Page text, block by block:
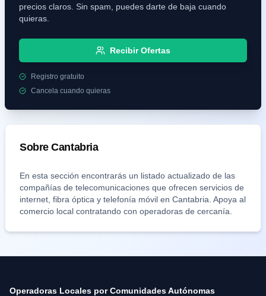
precios claros. Sin spam, puedes darte de baja cuando
quieras.
Recibir Ofertas
Registro gratuito
Cancela cuando quieras
SobreCantabria
En esta sección encontrarás un listado actualizado de las
compañías de telecomunicaciones que ofrecen servicios de
internet, fibra óptica y telefonía móvil en Cantabria . Apoya al
comercio local contratando con operadoras de cercanía.
Operadoras Locales por Comunidades Autónomas